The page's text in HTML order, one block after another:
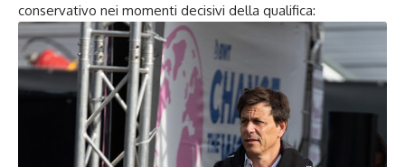
conservativo nei momenti decisivi della qualifica: